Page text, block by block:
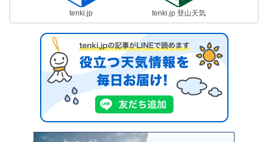
tenki.jp tenki.jp 登山天気